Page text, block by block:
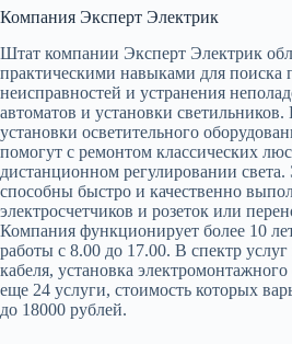
Компания Эксперт Электрик
Штат компании Эксперт Электрик
практическими навыками для поиска
неисправностей и устранения
автоматов и установки
установки осветительного
помогут с ремонтом классических
дистанционном регулировании света.
способны быстро и качественно
электросчетчиков и розеток или
Компания функционирует более 10
работы с 8.00 до 17.00. В спектр услуг
кабеля, установка
еще 24 услуги, стоимость которых
до 18000 рублей.